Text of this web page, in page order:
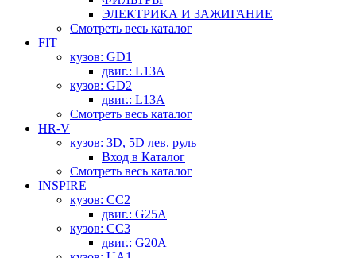
ЭЛЕКТРИКА И ЗАЖИГАНИЕ
Смотреть весь каталог
FIT
кузов: GD1
двиг.: L13A
кузов: GD2
двиг.: L13A
Смотреть весь каталог
HR-V
кузов: 3D, 5D лев. руль
Вход в Каталог
Смотреть весь каталог
INSPIRE
кузов: CC2
двиг.: G25A
кузов: CC3
двиг.: G20A